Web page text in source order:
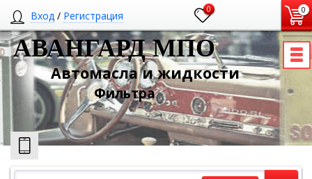
Вход / Регистрация 0 0
АВАНГАРД МПО
Автомасла и жидкости
Фильтра